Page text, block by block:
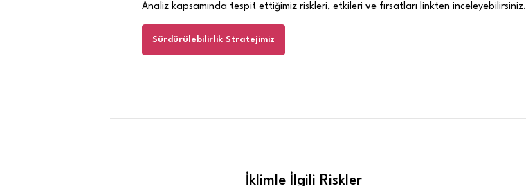
Analiz kapsamında tespit ettiğimiz riskleri, etkileri ve fırsatları linkten inceleyebilirsiniz.
Sürdürülebilirlik Stratejimiz
İklimle İlgili Riskler